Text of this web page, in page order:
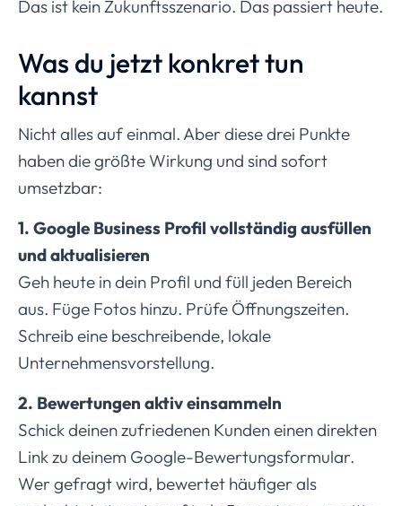
Das ist kein Zukunftsszenario. Das passiert heute.
Was du jetzt konkret tun
kannst
Nicht alles auf einmal. Aber diese drei Punkte
haben die größte Wirkung und sind sofort
umsetzbar:
1. Google Business Profil vollständig ausfüllen
und aktualisieren
Geh heute in dein Profil und füll jeden Bereich
aus. Füge Fotos hinzu. Prüfe Öffnungszeiten.
Schreib eine beschreibende, lokale
Unternehmensvorstellung.
2. Bewertungen aktiv einsammeln
Schick deinen zufriedenen Kunden einen direkten
Link zu deinem Google-Bewertungsformular.
Wer gefragt wird, bewertet häufiger als